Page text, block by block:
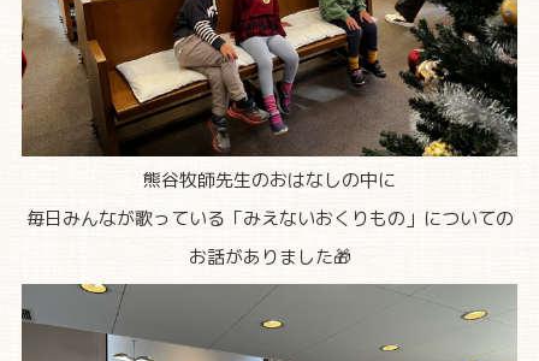
熊谷牧師先生のおはなしの中に
毎日みんなが歌っている「みえないおくりもの」についての
お話がありました🎁